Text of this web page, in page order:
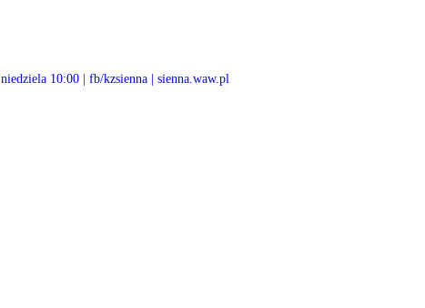
niedziela 10:00 | fb/kzsienna | sienna.waw.pl